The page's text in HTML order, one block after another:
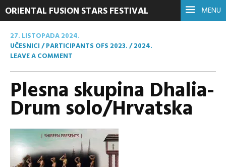
MENU
ORIENTAL FUSION STARS FESTIVAL
27. LISTOPADA 2024.
UČESNICI / PARTICIPANTS OFS 2023. / 2024.
LEAVE A COMMENT
Plesna skupina Dhalia-
Drum solo/Hrvatska